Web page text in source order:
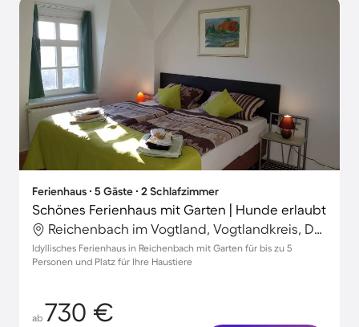
Ferienhaus ∙ 5 Gäste ∙ 2 Schlafzimmer
Schönes Ferienhaus mit Garten | Hunde erlaubt
Reichenbach im Vogtland, Vogtlandkreis, Deutschland
Idyllisches Ferienhaus in Reichenbach mit Garten für bis zu 5
Personen und Platz für Ihre Haustiere
ab 730 €